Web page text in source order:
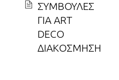
ΣΥΜΒΟΥΛΕΣ
ΓΙΑ ART
DECO
ΔΙΑΚΟΣΜΗΣΗ